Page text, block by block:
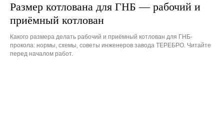
Размер котлована для ГНБ — рабочий и
приёмный котлован
Какого размера делать рабочий и приёмный котлован для ГНБ-
прокола: нормы, схемы, советы инженеров завода ТЕРЕБРО. Читайте
перед началом работ.